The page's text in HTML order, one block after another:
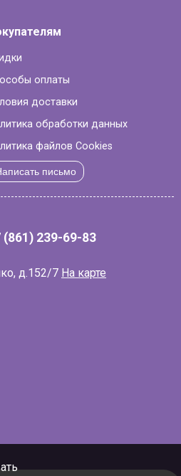
оплаты
доставки
обработки данных
файлов Cookies
письмо
(861) 239-69-83
д.152/7 На карте